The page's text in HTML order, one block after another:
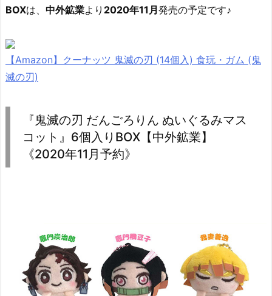
BOXは、 中外鉱業より 2020年11月 発売の予定です♪
【Amazon】クーナッツ 鬼滅の刃 (14個入) 食玩・ガム (鬼
滅の刃)
『鬼滅の刃 だんごろりん ぬいぐるみマス
コット』6個入りBOX【中外鉱業】
《2020年11月予約》